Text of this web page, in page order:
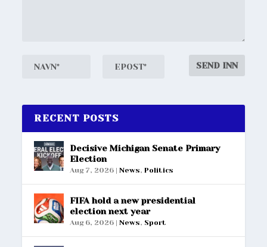
RECENT POSTS
Decisive Michigan Senate Primary
Election
Aug 7, 2026 |News,Politics
FIFA hold a new presidential
election next year
Aug 6, 2026 |News, Sport